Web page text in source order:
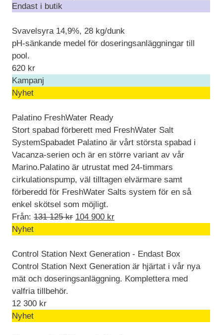
Endast i butik
Svavelsyra 14,9%, 28 kg/dunk
pH-sänkande medel för doseringsanläggningar till
pool.
620 kr
Kampanj
Nyhet
Palatino FreshWater Ready
Stort spabad förberett med FreshWater Salt
SystemSpabadet Palatino är vårt största spabad i
Vacanza-serien och är en större variant av vår
Marino.Palatino är utrustat med 24-timmars
cirkulationspump, väl tilltagen elvärmare samt
förberedd för FreshWater Salts system för en så
enkel skötsel som möjligt.
Från: 131 125kr Det
var:
131
125 kr.
104 900 krDet
är:
104
900 kr.
Nyhet
Control Station Next Generation - Endast Box
Control Station Next Generation är hjärtat i vår nya
mät och doseringsanläggning. Komplettera med
valfria tillbehör.
12 300 kr
Nyhet